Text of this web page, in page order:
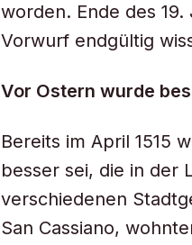
worden. Ende des
Vorwurf endgültig
Vor Ostern wurde
Bereits im April 1515
besser sei, die in der
verschiedenen
San Cassiano,